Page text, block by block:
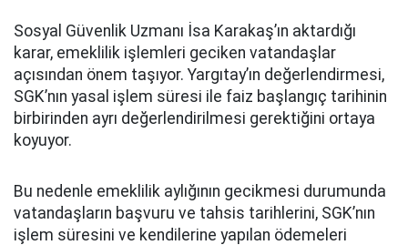
Sosyal Güvenlik Uzmanı İsa Karakaş’ın aktardığı
karar, emeklilik işlemleri geciken vatandaşlar
açısından önem taşıyor. Yargıtay’ın değerlendirmesi,
SGK’nın yasal işlem süresi ile faiz başlangıç tarihinin
birbirinden ayrı değerlendirilmesi gerektiğini ortaya
koyuyor.
Bu nedenle emeklilik aylığının gecikmesi durumunda
vatandaşların başvuru ve tahsis tarihlerini, SGK’nın
işlem süresini ve kendilerine yapılan ödemeleri